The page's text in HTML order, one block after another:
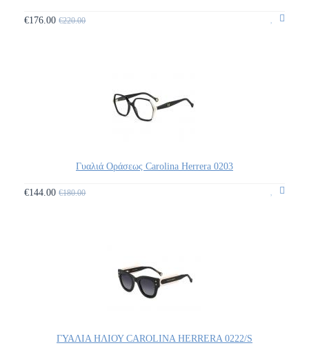
€176.00€220.00
Γυαλιά Οράσεως Carolina Herrera 0203
€144.00€180.00
ΓΥΑΛΙΑ ΗΛΙΟΥ CAROLINA HERRERA 0222/S